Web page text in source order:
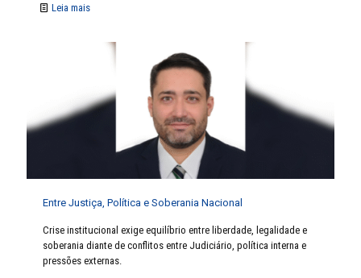
Leia mais
Entre Justiça, Política e Soberania Nacional
Crise institucional exige equilíbrio entre liberdade, legalidade e
soberania diante de conflitos entre Judiciário, política interna e
pressões externas.